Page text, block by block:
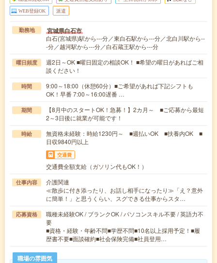
WEB登録OK 派遣
勤務地 宮城県白石市
白石(宮城県)駅から---分／東白石駅から---分／北白川駅から--
-分／越河駅から---分／白石蔵王駅から---分
曜日頻度
週2日～OK ■曜日固定の相談OK！ ■希望の曜日があればご相
談ください！
時間
9:00～18:00（休憩60分）■ご希望があれば下記シフトも
OK！早番 7:00～16:00遅番 …
期間
【8月中のスタートOK！急募！】2カ月～ ■ご応募から最短
2～3日後に就業が可能です！
時給
無資格未経験：時給1230円～ ■週払いOK ■扶養内OK ■
日収9840円以上
交通費
交通費全額支給（ガソリン代もOK！）
仕事内容
介護関連
≪散歩に付き添ったり、お話し相手になったり≫「え？意外
に簡単！」と思うくらい、スグできる仕事からスタ…
応募資格
職種未経験OK / ブランクOK / パソコンスキル不要 / 英語力不
要
■資格・経験・年齢不問■学歴不問■10名以上採用予定！■履
歴書不要■面談確約■社会保険完備■社員登用…
職場の雰囲気